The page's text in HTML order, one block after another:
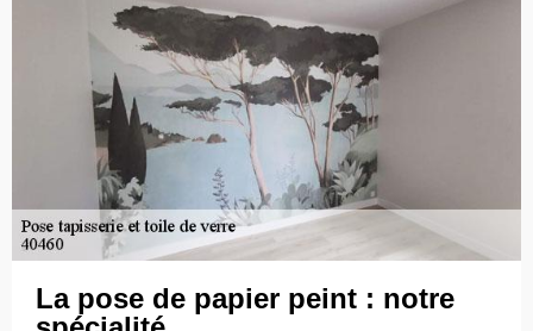
La pose de papier peint : notre